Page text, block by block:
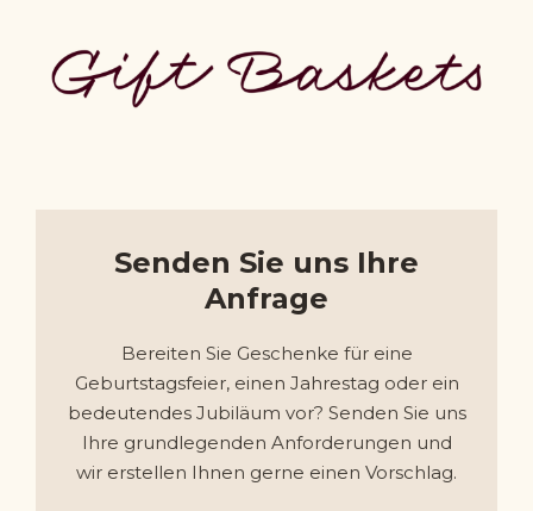
Senden Sie uns Ihre
Anfrage
Bereiten Sie Geschenke für eine
Geburtstagsfeier, einen Jahrestag oder ein
bedeutendes Jubiläum vor? Senden Sie uns
Ihre grundlegenden Anforderungen und
wir erstellen Ihnen gerne einen Vorschlag.